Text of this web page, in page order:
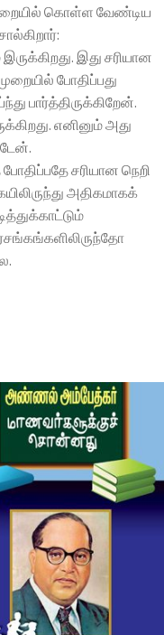
கொள்ள வேண்டிய
இது சரியான
போதிப்பது
பார்த்திருக்கிறேன்.
எனினும் அது
சரியான நெறி
அதிகமாகக்